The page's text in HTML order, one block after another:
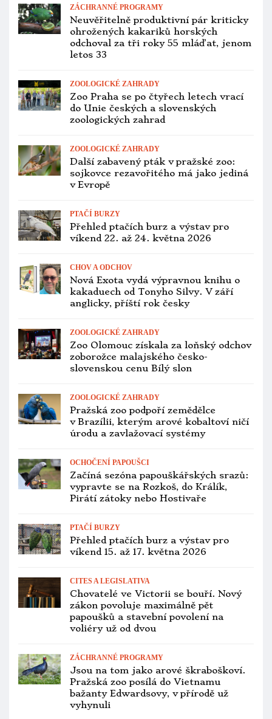
ZÁCHRANNÉ PROGRAMY
Neuvěřitelně produktivní pár kriticky
ohrožených kakariků horských
odchoval za tři roky 55 mláďat, jenom
letos 33
ZOOLOGICKÉ ZAHRADY
Zoo Praha se po čtyřech letech vrací
do Unie českých a slovenských
zoologických zahrad
ZOOLOGICKÉ ZAHRADY
Další zabavený pták v pražské zoo:
sojkovce rezavořitého má jako jediná
v Evropě
PTAČÍ BURZY
Přehled ptačích burz a výstav pro
víkend 22. až 24. května 2026
CHOV A ODCHOV
Nová Exota vydá výpravnou knihu o
kakaduech od Tonyho Silvy. V září
anglicky, příští rok česky
ZOOLOGICKÉ ZAHRADY
Zoo Olomouc získala za loňský odchov
zoborožce malajského česko-
slovenskou cenu Bílý slon
ZOOLOGICKÉ ZAHRADY
Pražská zoo podpoří zemědělce
v Brazílii, kterým arové kobaltoví ničí
úrodu a zavlažovací systémy
OCHOČENÍ PAPOUŠCI
Začíná sezóna papouškářských srazů:
vypravte se na Rozkoš, do Králík,
Pirátí zátoky nebo Hostivaře
PTAČÍ BURZY
Přehled ptačích burz a výstav pro
víkend 15. až 17. května 2026
CITES A LEGISLATIVA
Chovatelé ve Victorii se bouří. Nový
zákon povoluje maximálně pět
papoušků a stavební povolení na
voliéry už od dvou
ZÁCHRANNÉ PROGRAMY
Jsou na tom jako arové škraboškoví.
Pražská zoo posílá do Vietnamu
bažanty Edwardsovy, v přírodě už
vyhynuli